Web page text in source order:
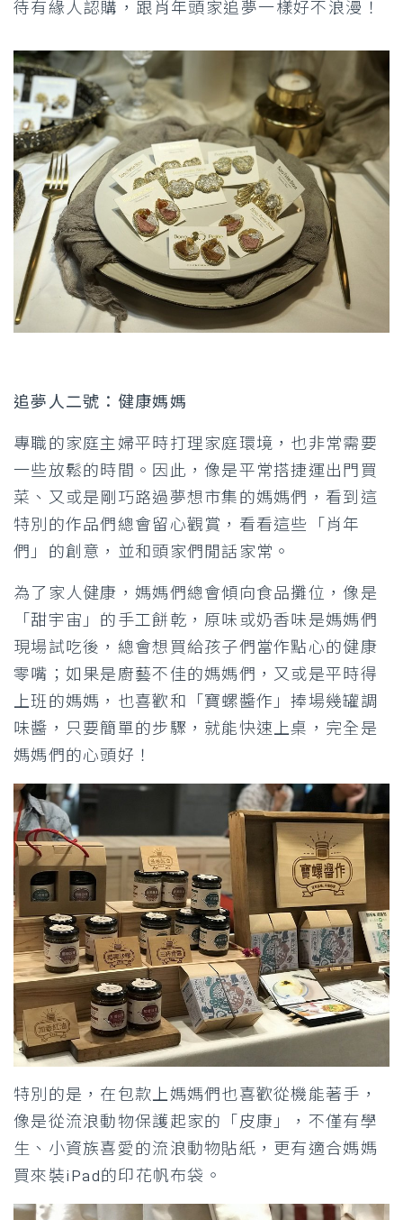
待有緣人認購，跟肖年頭家追夢一樣好不浪漫！
追夢人二號：健康媽媽
專職的家庭主婦平時打理家庭環境，也非常需要
一些放鬆的時間。因此，像是平常搭捷運出門買
菜、又或是剛巧路過夢想市集的媽媽們，看到這
特別的作品們總會留心觀賞，看看這些「肖年
們」的創意，並和頭家們閒話家常。
為了家人健康，媽媽們總會傾向食品攤位，像是
「甜宇宙」的手工餅乾，原味或奶香味是媽媽們
現場試吃後，總會想買給孩子們當作點心的健康
零嘴；如果是廚藝不佳的媽媽們，又或是平時得
上班的媽媽，也喜歡和「寶螺醬作」捧場幾罐調
味醬，只要簡單的步驟，就能快速上桌，完全是
媽媽們的心頭好！
特別的是，在包款上媽媽們也喜歡從機能著手，
像是從流浪動物保護起家的「皮康」，不僅有學
生、小資族喜愛的流浪動物貼紙，更有適合媽媽
買來裝iPad的印花帆布袋。